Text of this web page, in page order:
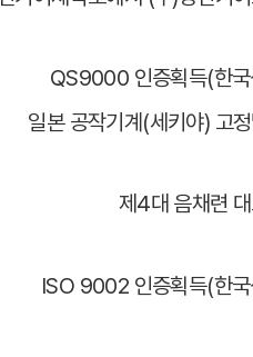
제
기타
QS9000 인증획득(한국
일본 공작기계(세키야) 고
제4대 음채련
ISO 9002 인증획득(한